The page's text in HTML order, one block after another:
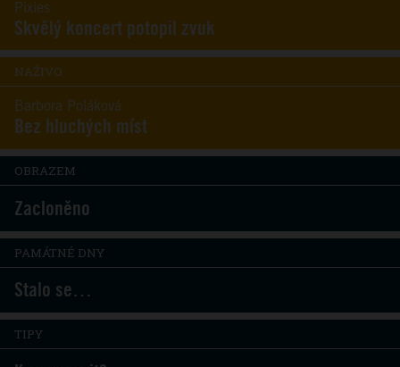
Pixies
Skvělý koncert potopil zvuk
NAŽIVO
Barbora Poláková
Bez hluchých míst
OBRAZEM
Zacloněno
PAMÁTNÉ DNY
Stalo se…
TIPY